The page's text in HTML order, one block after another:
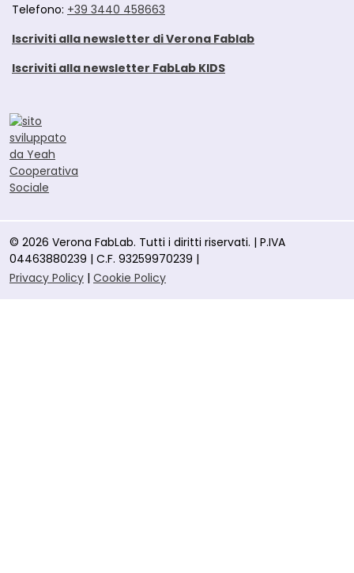
Telefono: +39 3440 458663
Iscriviti alla newsletter di Verona Fablab
Iscriviti alla newsletter FabLab KIDS
© 2026 Verona FabLab. Tutti i diritti riservati. | P.IVA
04463880239 | C.F. 93259970239 |
Privacy Policy | Cookie Policy